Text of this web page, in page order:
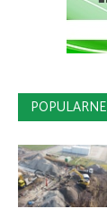
POPULARNE